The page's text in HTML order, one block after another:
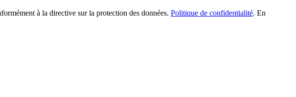
à la directive sur la protection des données. Politique de confidentialité. En